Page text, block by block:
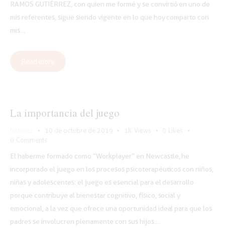
RAMOS GUTIÉRREZ, con quien me formé y se convirtió en uno de
mis referentes, sigue siendo vigente en lo que hoy comparto con
mis…
La importancia del juego
10 de octubre de 2019 1K Views
Likes
Comments
El haberme formado como “Workplayer” en Newcastle, he
incorporado el juego en los procesos psicoterapéuticos con niños,
niñas y adolescentes: el juego es esencial para el desarrollo
porque contribuye al bienestar cognitivo, físico, social y
emocional, a la vez que ofrece una oportunidad ideal para que los
padres se involucren plenamente con sus hijos.…